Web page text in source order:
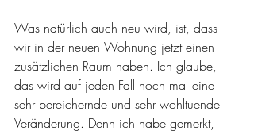
Was natürlich auch neu wird, ist, dass
wir in der neuen Wohnung jetzt einen
zusätzlichen Raum haben. Ich glaube,
das wird auf jeden Fall noch mal eine
sehr bereichernde und sehr wohltuende
Veränderung. Denn ich habe gemerkt,